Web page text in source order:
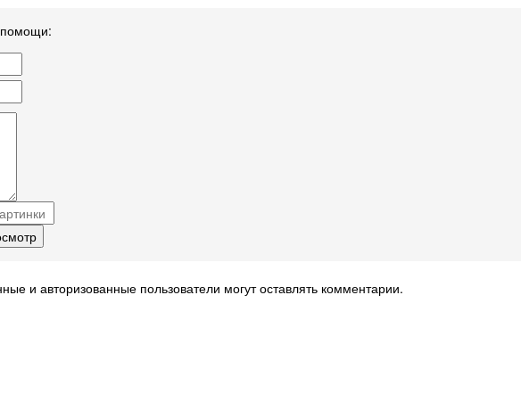
помощи:
и авторизованные пользователи могут оставлять комментарии.